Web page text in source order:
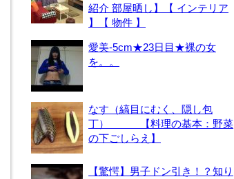
紹介 部屋晒し】【 インテリア
】【 物件 】
愛美-5cm★23日目★裸の女
を。。
なす（縞目にむく、隠し包
丁） 【料理の基本：野菜
の下ごしらえ】
【驚愕】男子ドン引き！？知り